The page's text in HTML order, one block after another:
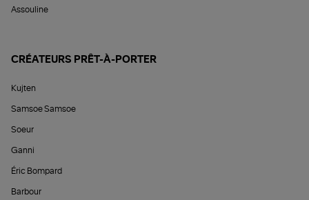
Assouline
CRÉATEURS PRÊT-À-PORTER
Kujten
Samsoe Samsoe
Soeur
Ganni
Éric Bompard
Barbour